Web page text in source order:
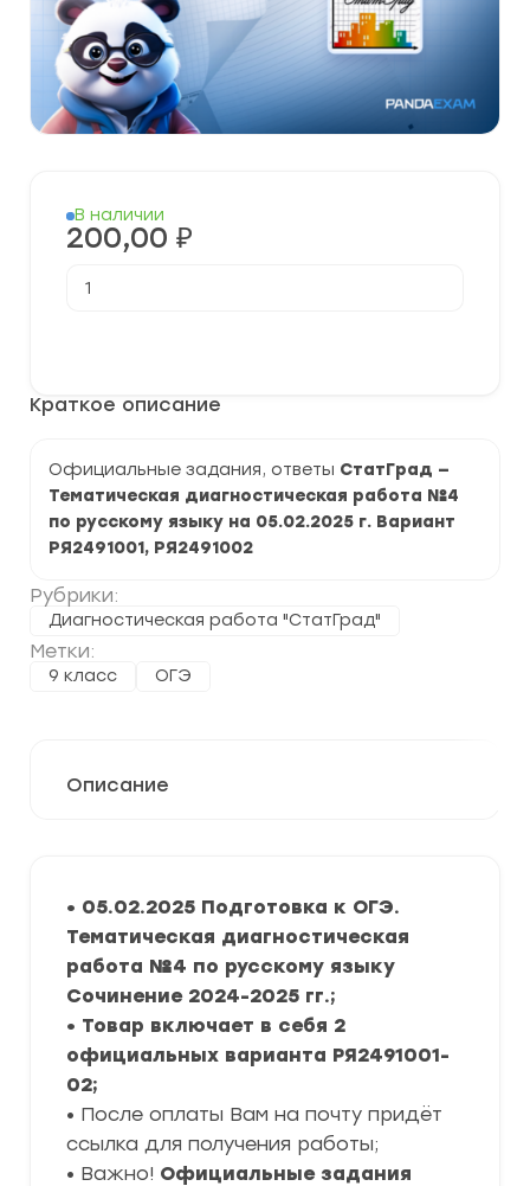
Краткое описание
Официальные задания, ответы СтатГрад —
Тематическая диагностическая работа №4
по русскому языку на 05.02.2025 г. Вариант
РЯ2491001, РЯ2491002
Рубрики:
Диагностическая работа "СтатГрад"
Метки:
9 класс ОГЭ
В наличии
200,00 ₽
товара
диагностическая
по
русскому
языку
Сочинение
2024-
2025
Описание
• 05.02.2025 Подготовка к ОГЭ.
Тематическая диагностическая
работа №4 по русскому языку
Сочинение 2024-2025 гг.;
• Товар включает в себя 2
официальных варианта РЯ2491001-
02;
• После оплаты Вам на почту придёт
ссылка для получения работы;
• Важно! Официальные задания